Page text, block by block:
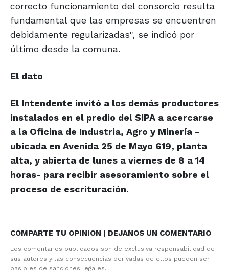
correcto funcionamiento del consorcio resulta
fundamental que las empresas se encuentren
debidamente regularizadas", se indicó por
último desde la comuna.
El dato
El Intendente invitó a los demás productores
instalados en el predio del SIPA a acercarse
a la Oficina de Industria, Agro y Minería -
ubicada en Avenida 25 de Mayo 619, planta
alta, y abierta de lunes a viernes de 8 a 14
horas- para recibir asesoramiento sobre el
proceso de escrituración.
COMPARTE TU OPINION | DEJANOS UN COMENTARIO
Los comentarios publicados son de exclusiva responsabilidad de
sus autores y las consecuencias derivadas de ellos pueden ser
pasibles de sanciones legales.